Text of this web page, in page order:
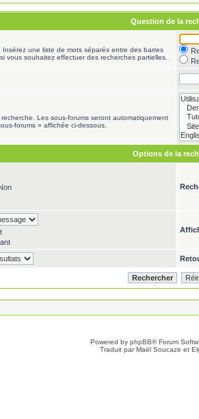
Question de la
une liste de mots séparés entre des barres
vous souhaitez effectuer des recherches partielles.
Les sous-forums seront automatiquement
forums » affichée ci-dessous.
Options de la
Powered by phpBB® Forum
Traduit par Maël Soucaze et